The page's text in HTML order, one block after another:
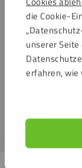
die Cookie-
unserer
erfahren, wie
andereFormen
Möglichkeit,
integrieren.
Möchten Sie
Wandmontage